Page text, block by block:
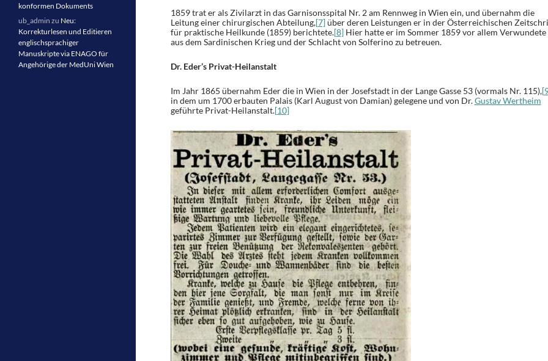
1859 trat er als Zivilarzt in das Garnisonsspital Nr. 2 am Rennweg in Wien ein, und übernahm die
Leitung einer chirurgischen Abteilung,[7]über deren Leistungen er in der Österreichischen
für praktische Heilkunde (1859) berichtete.[8]Hier hatte er im Sommer 1859 vor allem Verwundete
aus dem Sardinischen Krieg und der Schlacht von Solferino zu betreuen.
Dr. Eder’s Privat-Heilanstalt
Im Jahr 1865 übernahm Eder die in Wien in der Josefstadt in der Lange Gasse 53 (vormals Nr. 115),
in dem um 1700 erbauten Palais (Karl August von Damian) gelegene und von Dr.Gustav Wertheim
geführte Privat-Heilanstalt.[10]
konformen Dokuments
ub_admin zu Neu:
Korrekturlesen und Editieren
englischsprachiger
Manuskripte via ENAGO für
Angehörige der MedUni Wien